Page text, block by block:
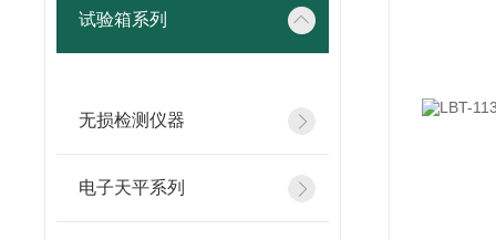
试验箱系列
无损检测仪器
电子天平系列